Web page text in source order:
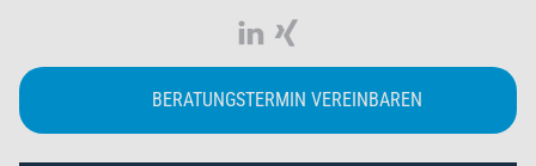
BERATUNGSTERMIN VEREINBAREN